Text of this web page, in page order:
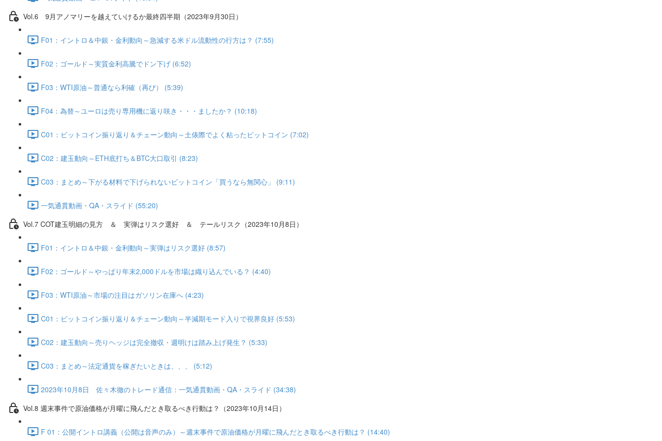
Vol.6 9⽉アノマリーを越えていけるか最終四半期（2023年9月30日）
F01：イントロ＆中銀・金利動向～急減する米ドル流動性の行方は？ (7:55)
F02：ゴールド～実質金利高騰でドン下げ (6:52)
F03：WTI原油～普通なら利確（再び） (5:39)
F04：為替～ユーロは売り専用機に返り咲き・・・ましたか？ (10:18)
C01：ビットコイン振り返り＆チェーン動向～土俵際でよく粘ったビットコイン (7:02)
C02：建玉動向～ETH底打ち＆BTC大口取引 (8:23)
C03：まとめ～下がる材料で下げられないビットコイン「買うなら無関心」 (9:11)
一気通貫動画・QA・スライド (55:20)
Vol.7 COT建⽟明細の⾒⽅ ＆ 実弾はリスク選好 ＆ テールリスク（2023年10月8日）
F01：イントロ＆中銀・金利動向～実弾はリスク選好 (8:57)
F02：ゴールド～やっぱり年末2,000ドルを市場は織り込んでいる？ (4:40)
F03：WTI原油～市場の注目はガソリン在庫へ (4:23)
C01：ビットコイン振り返り＆チェーン動向～半減期モード入りで視界良好 (5:53)
C02：建玉動向～売りヘッジは完全撤収・週明けは踏み上げ発生？ (5:33)
C03：まとめ～法定通貨を稼ぎたいときは、、、 (5:12)
2023年10月8日 佐々木徹のトレード通信：一気通貫動画・QA・スライド (34:38)
Vol.8 週末事件で原油価格が月曜に飛んだとき取るべき行動は？（2023年10月14日）
F 01：公開イントロ講義（公開は音声のみ）～週末事件で原油価格が月曜に飛んだとき取るべき行動は？ (14:40)